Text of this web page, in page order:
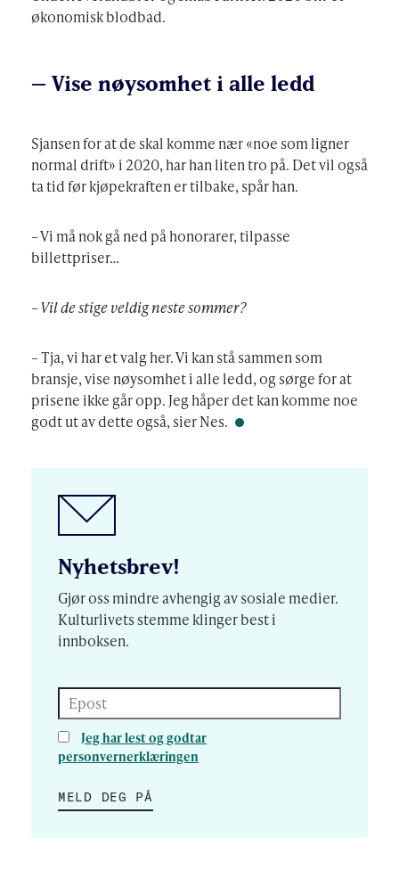
økonomisk blodbad.
– Vise nøysomhet i alle ledd
Sjansen for at de skal komme nær «noe som ligner
normal drift» i 2020, har han liten tro på. Det vil også
ta tid før kjøpekraften er tilbake, spår han.
– Vi må nok gå ned på honorarer, tilpasse
billettpriser…
– Vil de stige veldig neste sommer?
– Tja, vi har et valg her. Vi kan stå sammen som
bransje, vise nøysomhet i alle ledd, og sørge for at
prisene ikke går opp. Jeg håper det kan komme noe
godt ut av dette også, sier Nes.
Nyhetsbrev!
Gjør oss mindre avhengig av sosiale medier.
Kulturlivets stemme klinger best i
innboksen.
Epost
Jeg har lest og godtar
personvernerklæringen
MELD DEG PÅ